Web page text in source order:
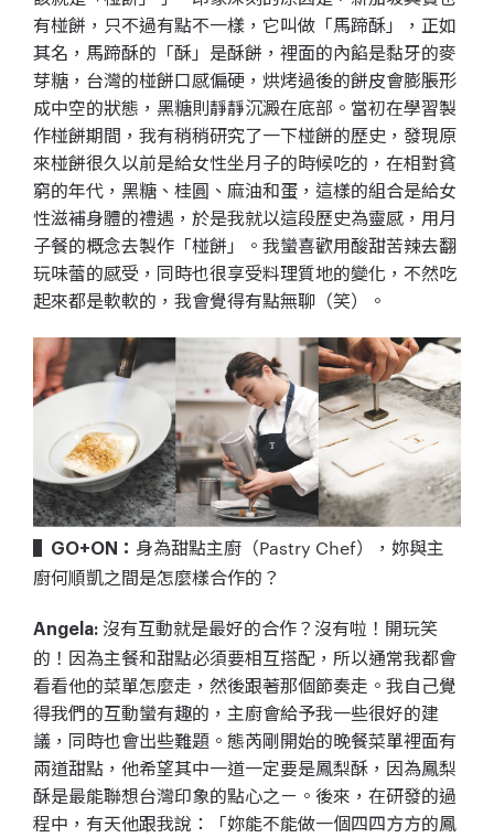
有椪餅，只不過有點不一樣，它叫做「馬蹄酥」，正如
其名，馬蹄酥的「酥」是酥餅，裡面的內餡是黏牙的麥
芽糖，台灣的椪餅口感偏硬，烘烤過後的餅皮會膨脹形
成中空的狀態，黑糖則靜靜沉澱在底部。當初在學習製
作椪餅期間，我有稍稍研究了一下椪餅的歷史，發現原
來椪餅很久以前是給女性坐月子的時候吃的，在相對貧
窮的年代，黑糖、桂圓、麻油和蛋，這樣的組合是給女
性滋補身體的禮遇，於是我就以這段歷史為靈感，用月
子餐的概念去製作「椪餅」。我蠻喜歡用酸甜苦辣去翻
玩味蕾的感受，同時也很享受料理質地的變化，不然吃
起來都是軟軟的，我會覺得有點無聊（笑）。
▌GO+ON： 身為甜點主廚（Pastry Chef），妳與主
廚何順凱之間是怎麼樣合作的？
Angela: 沒有互動就是最好的合作？沒有啦！開玩笑
的！因為主餐和甜點必須要相互搭配，所以通常我都會
看看他的菜單怎麼走，然後跟著那個節奏走。我自己覺
得我們的互動蠻有趣的，主廚會給予我一些很好的建
議，同時也會出些難題。態芮剛開始的晚餐菜單裡面有
兩道甜點，他希望其中一道一定要是鳳梨酥，因為鳳梨
酥是最能聯想台灣印象的點心之ㄧ。後來，在研發的過
程中，有天他跟我說：「妳能不能做一個四四方方的鳳